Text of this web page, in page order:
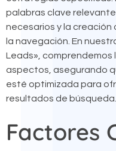
palabras clave
necesarios y la
la navegación. En
Leads»,
aspectos, asegurando
esté optimizada para
resultados de búsqueda.
Factores